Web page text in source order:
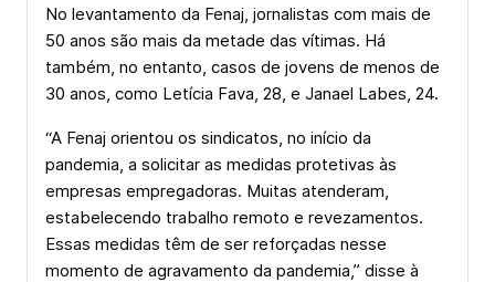
No levantamento da Fenaj, jornalistas com mais de
50 anos são mais da metade das vítimas. Há
também, no entanto, casos de jovens de menos de
30 anos, como Letícia Fava, 28, e Janael Labes, 24.
“A Fenaj orientou os sindicatos, no início da
pandemia, a solicitar as medidas protetivas às
empresas empregadoras. Muitas atenderam,
estabelecendo trabalho remoto e revezamentos.
Essas medidas têm de ser reforçadas nesse
momento de agravamento da pandemia,” disse à